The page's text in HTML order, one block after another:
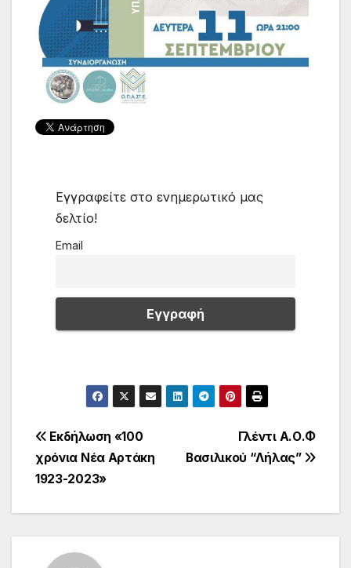
Εγγραφείτε στο ενημερωτικό μας
δελτίο!
Email
Πλοήγηση
άρθρων
Γλέντι Α.Ο.Φ
Βασιλικού “Λήλας”
Εκδήλωση «100
χρόνια Νέα Αρτάκη
1923-2023»